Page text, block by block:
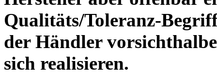
Qualitäts/Toleranz-
der Händler
sich realisieren.